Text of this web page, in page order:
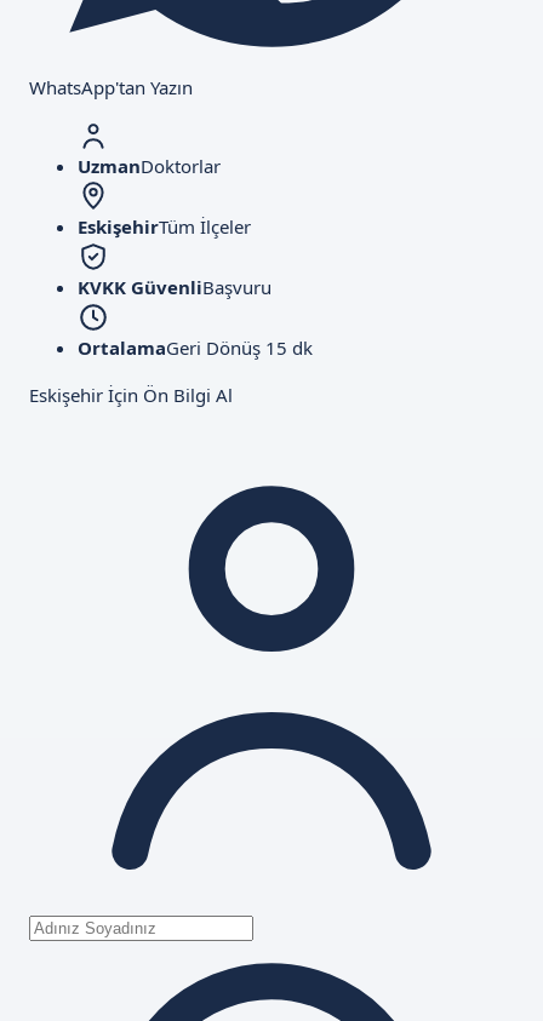
WhatsApp'tan Yazın
UzmanDoktorlar
EskişehirTüm İlçeler
KVKK GüvenliBaşvuru
OrtalamaGeri Dönüş 15 dk
Eskişehir İçin Ön Bilgi Al